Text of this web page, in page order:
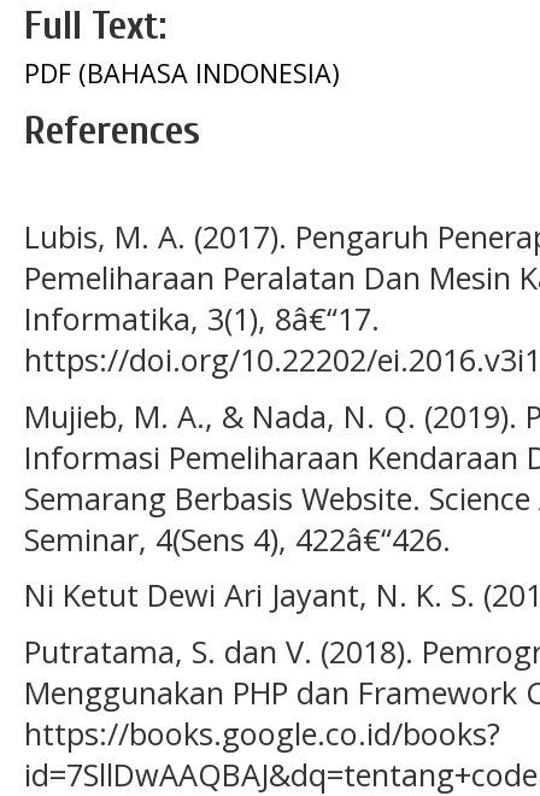
Full Text:
PDF (BAHASA INDONESIA)
References
Lubis, M. A. (2017). Pengaruh
Pemeliharaan Peralatan Dan Mesin
Informatika, 3(1), 8â€“17.
https://doi.org/10.22202/
Mujieb, M. A., & Nada, N. Q. (2019).
Informasi Pemeliharaan Kendaraan
Semarang Berbasis Website.
Seminar, 4(Sens 4), 422â€“426.
Ni Ketut Dewi Ari Jayant, N. K. S.
Putratama, S. dan V. (2018).
Menggunakan PHP dan Framework
https://books.google.co.id/books?